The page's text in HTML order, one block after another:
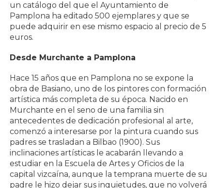
un catálogo del que el Ayuntamiento de
Pamplona ha editado 500 ejemplares y que se
puede adquirir en ese mismo espacio al precio de 5
euros.
Desde Murchante a Pamplona
Hace 15 años que en Pamplona no se expone la
obra de Basiano, uno de los pintores con formación
artística más completa de su época. Nacido en
Murchante en el seno de una familia sin
antecedentes de dedicación profesional al arte,
comenzó a interesarse por la pintura cuando sus
padres se trasladan a Bilbao (1900). Sus
inclinaciones artísticas le acabarán llevando a
estudiar en la Escuela de Artes y Oficios de la
capital vizcaína, aunque la temprana muerte de su
padre le hizo dejar sus inquietudes, que no volverá